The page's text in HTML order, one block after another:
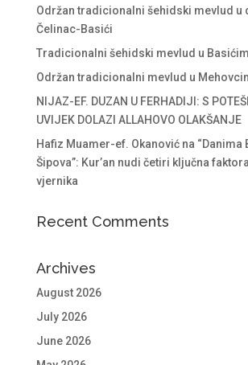
Održan tradicionalni šehidski mevlud u
Čelinac-Basići
Tradicionalni šehidski mevlud u
Održan tradicionalni mevlud u
NIJAZ-EF. DUZAN U FERHADIJI: S
UVIJEK DOLAZI ALLAHOVO OLAKŠANJE
Hafiz Muamer-ef. Okanović na “Danima
Šipova”: Kur’an nudi četiri ključna
vjernika
Recent Comments
Archives
August 2026
July 2026
June 2026